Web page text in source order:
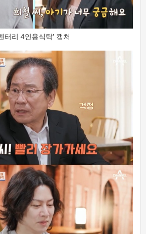
터리 4인용식탁’ 캡처